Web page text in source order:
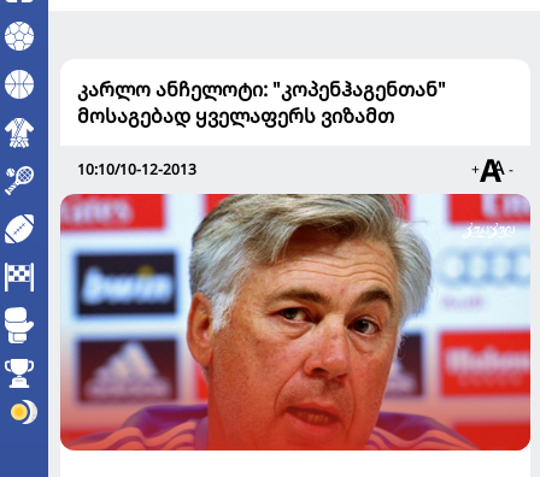
კარლო ანჩელოტი: "კოპენჰაგენთან"
მოსაგებად ყველაფერს ვიზამთ
10:10/10-12-2013 + -